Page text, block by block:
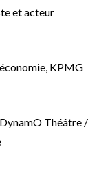
et acteur
KPMG
Théâtre /